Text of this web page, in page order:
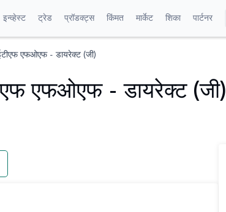
इन्व्हेस्ट ट्रेड प्रॉडक्ट्स किंमत मार्केट शिका पार्टनर
एफओएफ - डायरेक्ट (जी)
एफओएफ - डायरेक्ट (जी)